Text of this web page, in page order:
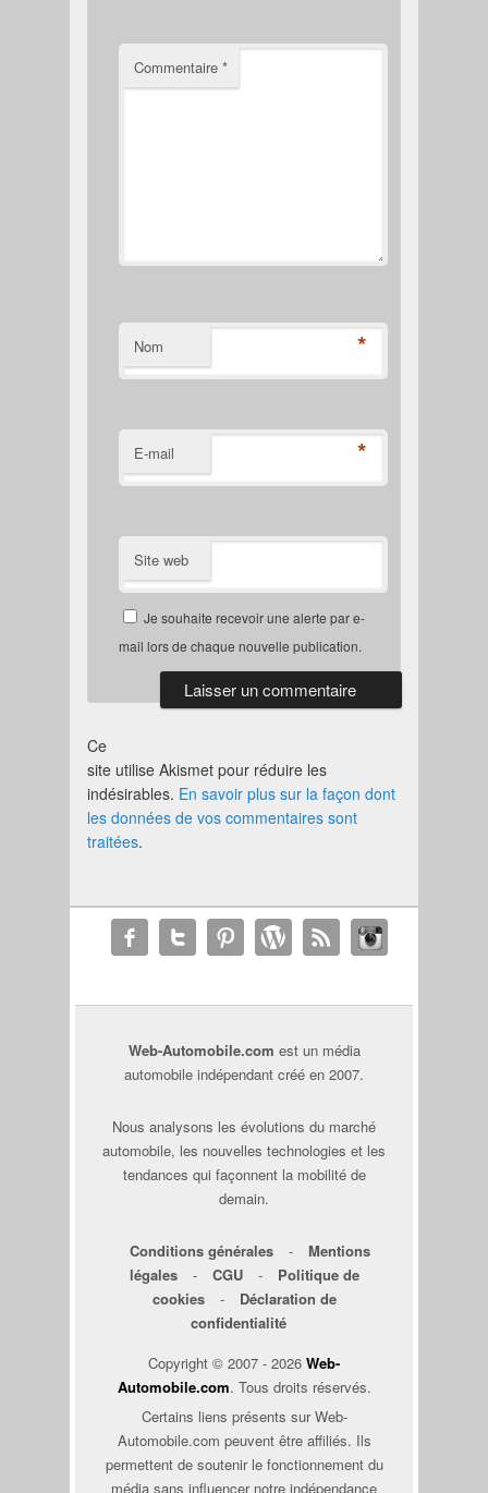
Commentaire *
Nom *
E-mail *
Site web
Je souhaite recevoir une alerte par e-
mail lors de chaque nouvelle publication.
Ce
site utilise Akismet pour réduire les
indésirables. En savoir plus sur la façon dont
les données de vos commentaires sont
traitées.
Web-Automobile.com est un média
automobile indépendant créé en 2007.
Nous analysons les évolutions du marché
automobile, les nouvelles technologies et les
tendances qui façonnent la mobilité de
demain.
Conditions générales -
Mentions
légales
- CGU -
Politique de
cookies
-
Déclaration de
confidentialité
Copyright © 2007 - 2026 Web-
Automobile.com. Tous droits réservés.
Certains liens présents sur Web-
Automobile.com peuvent être affiliés. Ils
permettent de soutenir le fonctionnement du
média sans influencer notre indépendance